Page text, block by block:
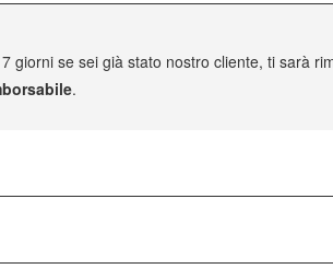
giorni se sei già stato nostro cliente, ti sarà
.